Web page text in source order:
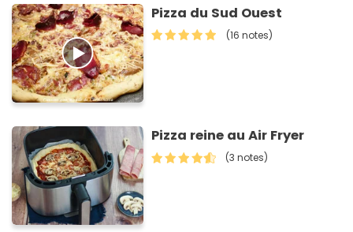
Pizza du Sud Ouest
(16 notes)
Pizza reine au Air Fryer
(3 notes)